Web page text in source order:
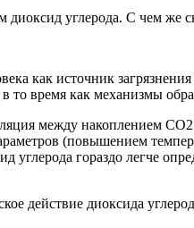
углерода. С чем же
как источник
то время как механизмы
между накоплением
(повышением
гораздо легче
действие диоксида